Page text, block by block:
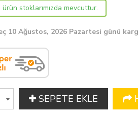
ürün stoklarımızda mevcuttur.
10 Ağustos, 2026 Pazartesi günü
SEPETE EKLE